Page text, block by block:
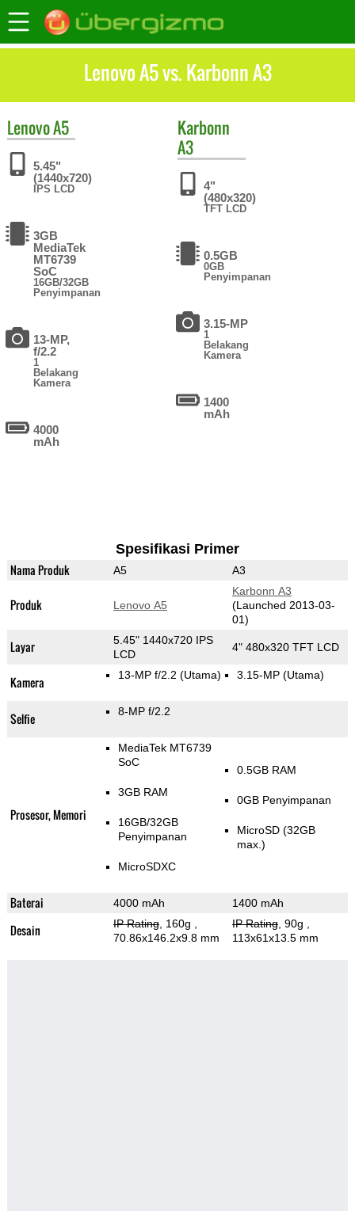
Lenovo A5 vs. Karbonn A3
LenovoA5
5.45"
(1440x720)
IPS LCD
3GB
MediaTek
MT6739
SoC
16GB/32GB
Penyimpanan
13-MP,
f/2.2
1
Belakang
Kamera
4000
mAh
Karbonn
A3
4"
(480x320)
TFT LCD
0.5GB
0GB
Penyimpanan
3.15-MP
1
Belakang
Kamera
1400
mAh
Spesifikasi Primer
Nama Produk A5 A3
Produk Lenovo A5
Karbonn A3
(Launched 2013-03-
01)
Layar
5.45" 1440x720 IPS
LCD
4" 480x320 TFT LCD
Kamera 13-MP f/2.2 (Utama) 3.15-MP (Utama)
Selfie 8-MP f/2.2
Prosesor, Memori
MediaTek MT6739
SoC
3GB RAM
16GB/32GB
Penyimpanan
MicroSDXC
0.5GB RAM
0GB Penyimpanan
MicroSD (32GB
max.)
Baterai 4000 mAh 1400 mAh
Desain IP Rating, 160g
70.86x146.2x9.8 mm
IP Rating, 90g
113x61x13.5 mm